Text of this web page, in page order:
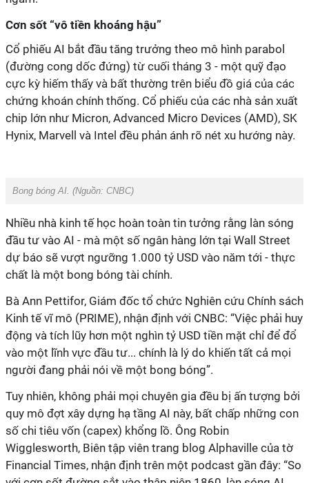
Cơn sốt “vô tiền khoáng hậu”
Cổ phiếu AI bắt đầu tăng trưởng theo mô hình parabol
(đường cong dốc đứng) từ cuối tháng 3 - một quỹ đạo
cực kỳ hiếm thấy và bất thường trên biểu đồ giá của các
chứng khoán chính thống. Cổ phiếu của các nhà sản xuất
chip lớn như Micron, Advanced Micro Devices (AMD), SK
Hynix, Marvell và Intel đều phản ánh rõ nét xu hướng này.
Bong bóng AI. (Nguồn: CNBC)
Nhiều nhà kinh tế học hoàn toàn tin tưởng rằng làn sóng
đầu tư vào AI - mà một số ngân hàng lớn tại Wall Street
dự báo sẽ vượt ngưỡng 1.000 tỷ USD vào năm tới - thực
chất là một bong bóng tài chính.
Bà Ann Pettifor, Giám đốc tổ chức Nghiên cứu Chính sách
Kinh tế vĩ mô (PRIME), nhận định với CNBC: “Việc phải huy
động và tích lũy hơn một nghìn tỷ USD tiền mặt chỉ để đổ
vào một lĩnh vực đầu tư... chính là lý do khiến tất cả mọi
người đang phải nói về một bong bóng”.
Tuy nhiên, không phải mọi chuyên gia đều bị ấn tượng bởi
quy mô đợt xây dựng hạ tầng AI này, bất chấp những con
số chi tiêu vốn (capex) khổng lồ. Ông Robin
Wigglesworth, Biên tập viên trang blog Alphaville của tờ
Financial Times, nhận định trên một podcast gần đây: “So